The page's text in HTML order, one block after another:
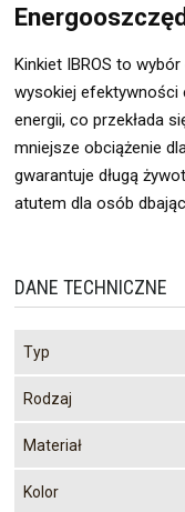
Kinkiet IBROS to
wysokiej efektywności
energii, co przekłada
mniejsze obciążenie
gwarantuje długą
atutem dla osób
DANE TECHNICZNE
Typ
Rodzaj
Materiał
Kolor